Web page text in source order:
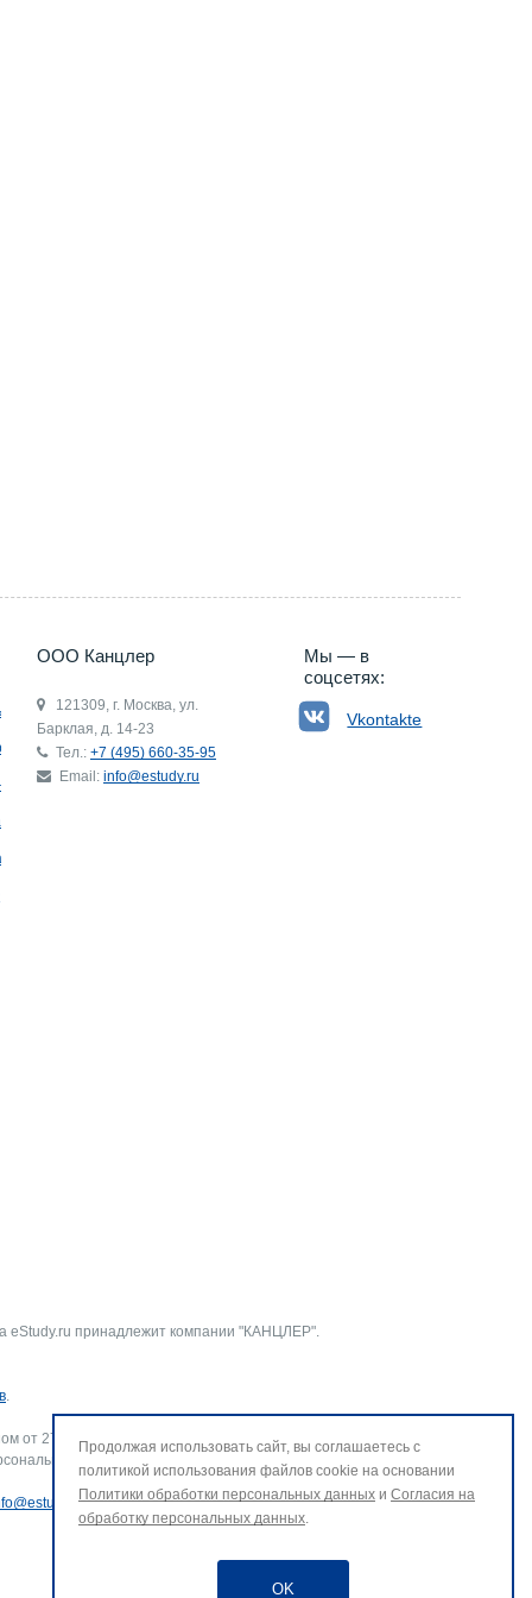
ООО Канцлер
121309, г. Москва, ул.
Барклая, д. 14-23
Тел.: +7 (495) 660-35-95
Email: info@estudy.ru
Мы — в
соцсетях:
Vkontakte
eStudy.ru принадлежит компании "КАНЦЛЕР".
.
от 27.07.2006 г. № 152-ФЗ «О персональных данных».
данных и использование файлов cookie. В случае
.
Продолжая использовать сайт, вы соглашаетесь с
политикой использования файлов cookie на основании
Политики обработки персональных данных и Согласия на
обработку персональных данных.
OK